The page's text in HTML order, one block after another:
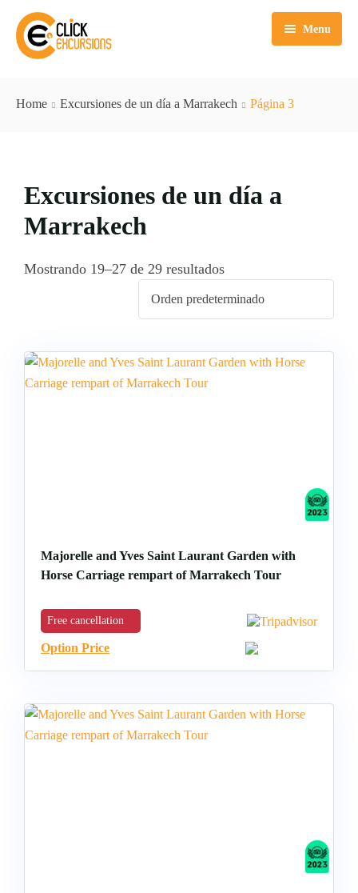
Menu
Excursiones de un día a Agadir
Excursiones de un día a Fez
Tours Agadir
Tours Casablanca
Tours Fez
Sahara Agafay
Sobre nosotros
Home Excursiones de un día a Marrakech Página 3
Excursiones de un día a
Marrakech
Mostrando 19–27 de 29 resultados
Majorelle and Yves Saint Laurant Garden with
Horse Carriage rempart of Marrakech Tour
Free cancellation
Option Price